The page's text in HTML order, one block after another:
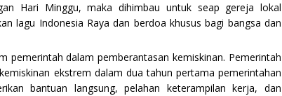
Hari Minggu, maka dihimbau untuk seap gereja lokal
lagu Indonesia Raya dan berdoa khusus bagi bangsa dan
pemerintah dalam pemberantasan kemiskinan. Pemerintah
ekstrem dalam dua tahun pertama pemerintahan
bantuan langsung, pelahan keterampilan kerja, dan